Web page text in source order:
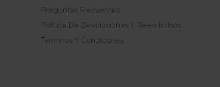
Preguntas Frecuentes
Política De Devoluciones Y Reembolsos
Terminos Y Condiciones